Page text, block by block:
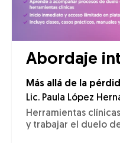
Abordaje
Más allá de la
Lic. Paula López
Herramientas
y trabajar el duelo